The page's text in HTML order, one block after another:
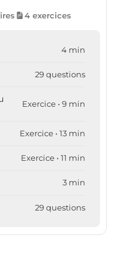
4 exercices
4 min
29 questions
Exercice • 9 min
Exercice • 13 min
Exercice • 11 min
3 min
29 questions